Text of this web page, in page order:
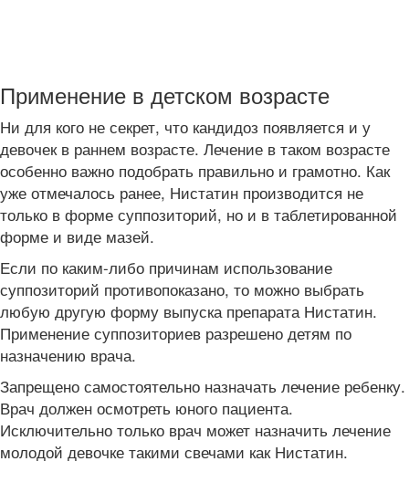
Применение в детском возрасте
Ни для кого не секрет, что кандидоз появляется и у
девочек в раннем возрасте. Лечение в таком возрасте
особенно важно подобрать правильно и грамотно. Как
уже отмечалось ранее, Нистатин производится не
только в форме суппозиторий, но и в таблетированной
форме и виде мазей.
Если по каким-либо причинам использование
суппозиторий противопоказано, то можно выбрать
любую другую форму выпуска препарата Нистатин.
Применение суппозиториев разрешено детям по
назначению врача.
Запрещено самостоятельно назначать лечение ребенку.
Врач должен осмотреть юного пациента.
Исключительно только врач может назначить лечение
молодой девочке такими свечами как Нистатин.